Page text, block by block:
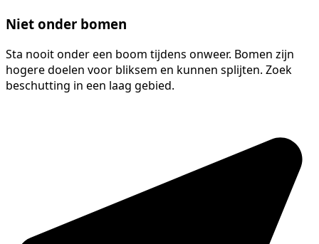
Niet onder bomen
Sta nooit onder een boom tijdens onweer. Bomen zijn
hogere doelen voor bliksem en kunnen splijten. Zoek
beschutting in een laag gebied.